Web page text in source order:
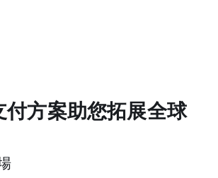
付方案助您拓展全球